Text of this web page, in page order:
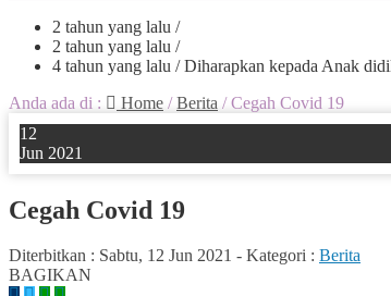
2 tahun yang lalu /
2 tahun yang lalu /
4 tahun yang lalu / Diharapkan kepada Anak
Anda ada di :
Home /Berita /Cegah Covid 19
12
Jun 2021
Cegah Covid 19
Diterbitkan : Sabtu, 12 Jun 2021 - Kategori : Berita
BAGIKAN